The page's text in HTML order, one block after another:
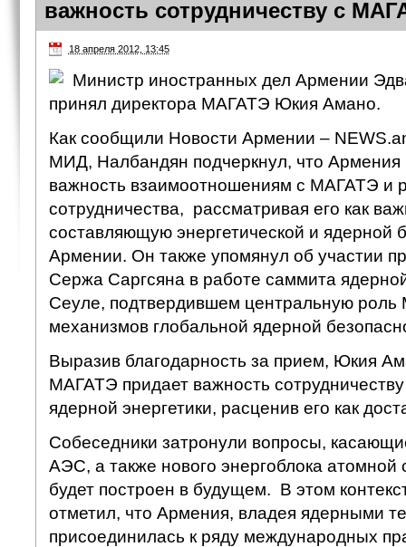
важность сотрудничеству с
18 апреля 2012, 13:45
Министр иностранных дел Армении
принял директора МАГАТЭ Юкия Амано.
Как сообщили Новости Армении –
МИД, Налбандян подчеркнул, что
важность взаимоотношениям с МАГАТЭ и
сотрудничества, рассматривая его как
составляющую энергетической и ядерной
Армении. Он также упомянул об участии
Сержа Саргсяна в работе саммита
Сеуле, подтвердившем центральную
механизмов глобальной ядерной
Выразив благодарность за прием, Юкия
МАГАТЭ придает важность
ядерной энергетики, расценив его как
Собеседники затронули вопросы,
АЭС, а также нового энергоблока атомной
будет построен в будущем. В этом
отметил, что Армения, владея ядерными
присоединилась к ряду международных